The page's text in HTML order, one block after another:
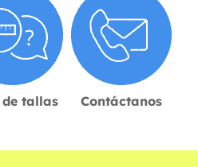
tallas Contáctanos